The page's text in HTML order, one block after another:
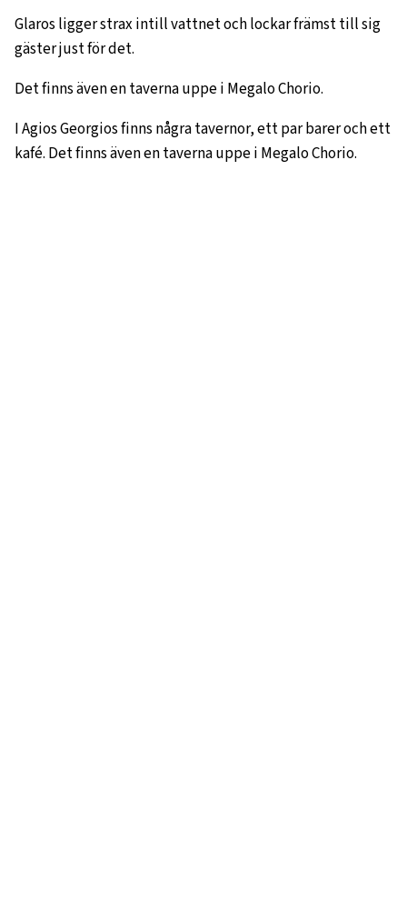
Glaros ligger strax intill vattnet och lockar främst till sig
gäster just för det.
Det finns även en taverna uppe i Megalo Chorio.
I Agios Georgios finns några tavernor, ett par barer och ett
kafé. Det finns även en taverna uppe i Megalo Chorio.